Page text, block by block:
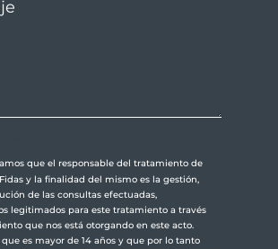
que el responsable del tratamiento de
y la finalidad del mismo es la gestión,
de las consultas efectuadas,
legitimados para este tratamiento a través
que nos está otorgando en este acto.
es mayor de 14 años y que por lo tanto